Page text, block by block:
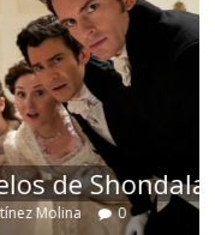
Shondaland
0